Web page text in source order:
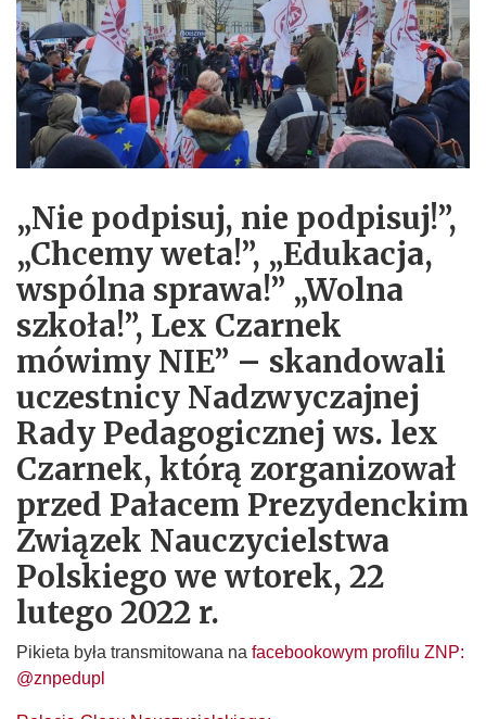
„Nie podpisuj, nie podpisuj!”,
„Chcemy weta!”, „Edukacja,
wspólna sprawa!” „Wolna
szkoła!”, Lex Czarnek
mówimy NIE” – skandowali
uczestnicy Nadzwyczajnej
Rady Pedagogicznej ws. lex
Czarnek, którą zorganizował
przed Pałacem Prezydenckim
Związek Nauczycielstwa
Polskiego we wtorek, 22
lutego 2022 r.
Pikieta była transmitowana na facebookowym profilu ZNP:
@znpedupl